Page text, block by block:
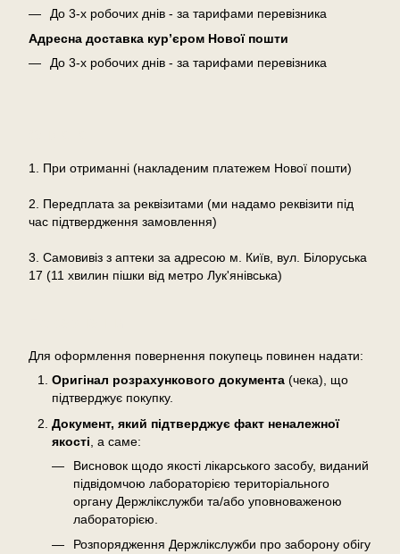
До 3-х робочих днів - за тарифами перевізника
Адресна доставка кур’єром Нової пошти
До 3-х робочих днів - за тарифами перевізника
1. При отриманні (накладеним платежем Нової пошти)
2. Передплата за реквізитами (ми надамо реквізити під
час підтвердження замовлення)
3. Самовивіз з аптеки за адресою м. Київ, вул. Білоруська
17 (11 хвилин пішки від метро Лук'янівська)
Для оформлення повернення покупець повинен надати:
Оригінал розрахункового документа (чека), що
підтверджує покупку.
Документ, який підтверджує факт неналежної
якості , а саме:
Висновок щодо якості лікарського засобу, виданий
підвідомчою лабораторією територіального
органу Держлікслужби та/або уповноваженою
лабораторією.
Розпорядження Держлікслужби про заборону обігу